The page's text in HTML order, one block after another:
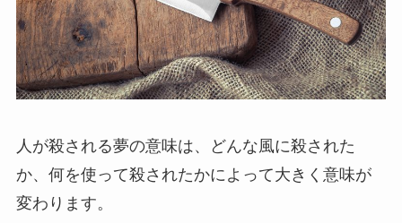
人が殺される夢の意味は、どんな風に殺された
か、何を使って殺されたかによって大きく意味が
変わります。